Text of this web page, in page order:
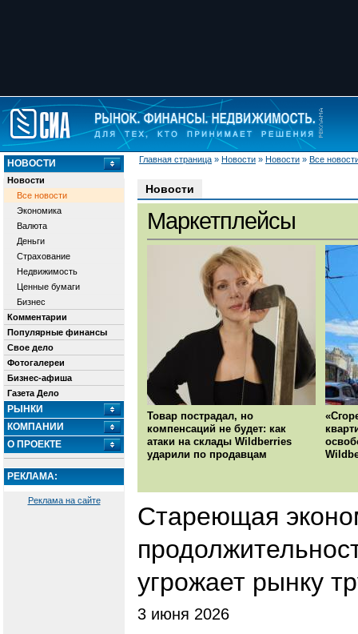
Главная страница » Новости » Новости » Все
НОВОСТИ
Новости
Все новости
Экономика
Валюта
Деньги
Страхование
Недвижимость
Ценные бумаги
Бизнес
Комментарии
Популярные финансы
Свое дело
Фотогалереи
Бизнес-афиша
Газета Дело
РЫНКИ
КОМПАНИИ
О ПРОЕКТЕ
РЕКЛАМА:
Реклама на сайте
Новости
Маркетплейсы
Товар пострадал, но
компенсаций не будет: как
атаки на склады Wildberries
ударили по продавцам
Стареющая
угрожает рынку
3 июня 2026